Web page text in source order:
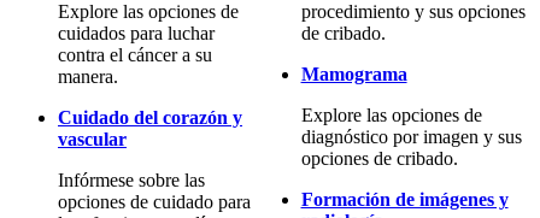
Explore las opciones de
cuidados para luchar
contra el cáncer a su
manera.
Cuidado del corazón y
vascular
Infórmese sobre las
opciones de cuidado para
procedimiento y sus opciones
de cribado.
Mamograma
Explore las opciones de
diagnóstico por imagen y sus
opciones de cribado.
Formación de imágenes y